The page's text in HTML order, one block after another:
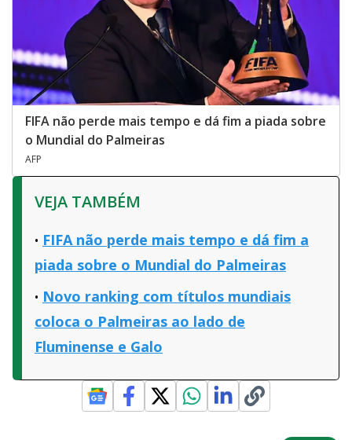
FIFA não perde mais tempo e dá fim a piada sobre
o Mundial do Palmeiras
AFP
VEJA TAMBÉM
FIFA não perde mais tempo e dá fim a
piada sobre o Mundial do Palmeiras
Novo ranking com títulos mundiais
coloca o Palmeiras ao lado de
Fluminense e Galo